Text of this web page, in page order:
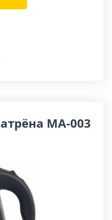
MA-003